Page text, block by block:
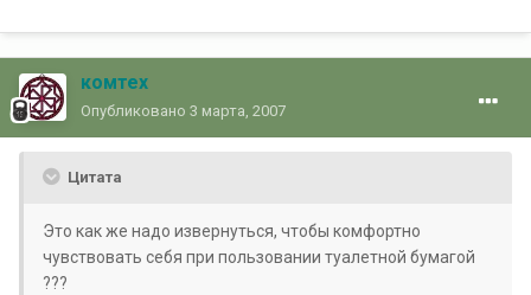
комтех
Опубликовано 3 марта, 2007
Цитата
Это как же надо извернуться, чтобы комфортно
чувствовать себя при пользовании туалетной бумагой
???